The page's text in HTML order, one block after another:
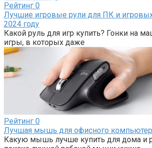
Рейтинг 0
Лучшие игровые рули для ПК и
2024 году
Какой руль для игр купить? Гонки на
игры, в которых даже
Рейтинг 0
Лучшая мышь для офисного
Какую мышь лучше купить для дома и